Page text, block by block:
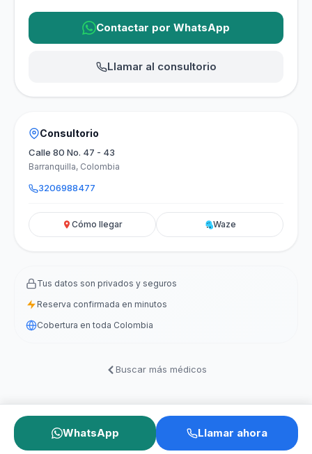
Contactar por WhatsApp
Llamar al consultorio
Consultorio
Calle 80 No. 47 - 43
Barranquilla, Colombia
3206988477
Cómo llegar Waze
Tus datos son privados y seguros
Reserva confirmada en minutos
Cobertura en toda Colombia
Buscar más médicos
WhatsApp Llamar ahora